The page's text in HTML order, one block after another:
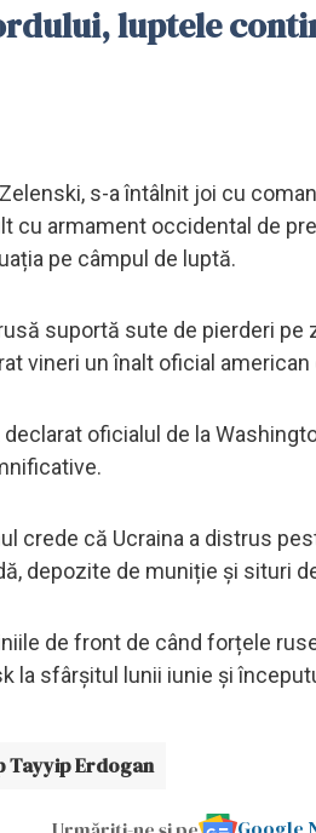
luptele
s-a întâlnit joi cu
cu armament occidental de
pe câmpul de luptă.
suportă sute de pierderi pe
vineri un înalt oficial
declarat oficialul de la
crede că Ucraina a distrus
depozite de muniție și situri
de front de când forțele
la sfârșitul lunii iunie și
Tayyip Erdogan